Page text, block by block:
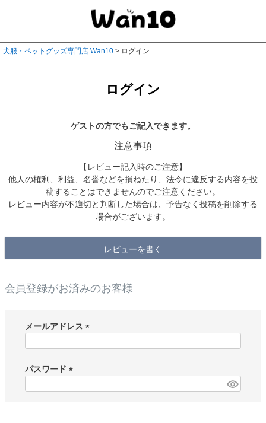
犬服・ペットグッズ専門店 Wan10 ログイン
ログイン
ゲストの方でもご記入できます。
注意事項
【レビュー記入時のご注意】
他人の権利、利益、名誉などを損ねたり、法令に違反する内容を投
稿することはできませんのでご注意ください。
レビュー内容が不適切と判断した場合は、予告なく投稿を削除する
場合がございます。
レビューを書く
会員登録がお済みのお客様
メールアドレス
)
パスワード